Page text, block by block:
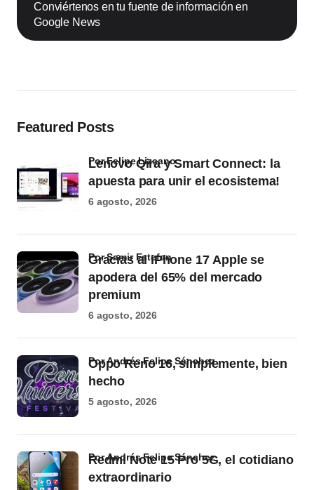
Conviértenos en tu fuente de información en
Google News
Featured Posts
Lenovo Qira y Smart Connect: la
apuesta para unir el ecosistema!
por Felipe Lizcano
6 agosto, 2026
Gracias al iPhone 17 Apple se
apodera del 65% del mercado
premium
por Samir Estefan
6 agosto, 2026
Oppo Reno 16, simplemente, bien
hecho
por Andrés Felipe Sánchez
5 agosto, 2026
Redmi Note 15 Pro 5G, el cotidiano
extraordinario
por Andrés Felipe Sánchez